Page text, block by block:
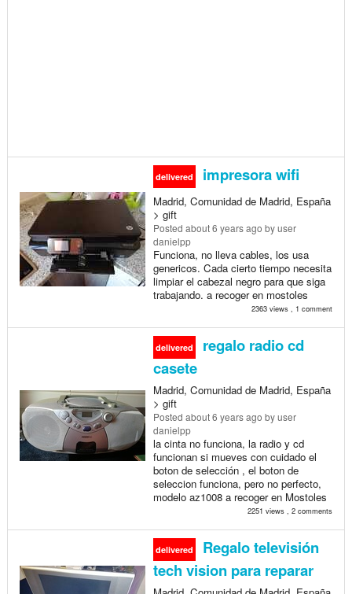
delivered impresora wifi
Madrid, Comunidad de Madrid, España
> gift
Posted about 6 years ago by user
danielpp
Funciona, no lleva cables, los usa
genericos. Cada cierto tiempo necesita
limpiar el cabezal negro para que siga
trabajando. a recoger en mostoles
2363 views , 1 comment
delivered
regalo radio cd
casete
Madrid, Comunidad de Madrid, España
> gift
Posted about 6 years ago by user
danielpp
la cinta no funciona, la radio y cd
funcionan si mueves con cuidado el
boton de selección , el boton de
seleccion funciona, pero no perfecto,
modelo az1008 a recoger en Mostoles
2251 views , 2 comments
delivered
Regalo televisión
tech vision para reparar